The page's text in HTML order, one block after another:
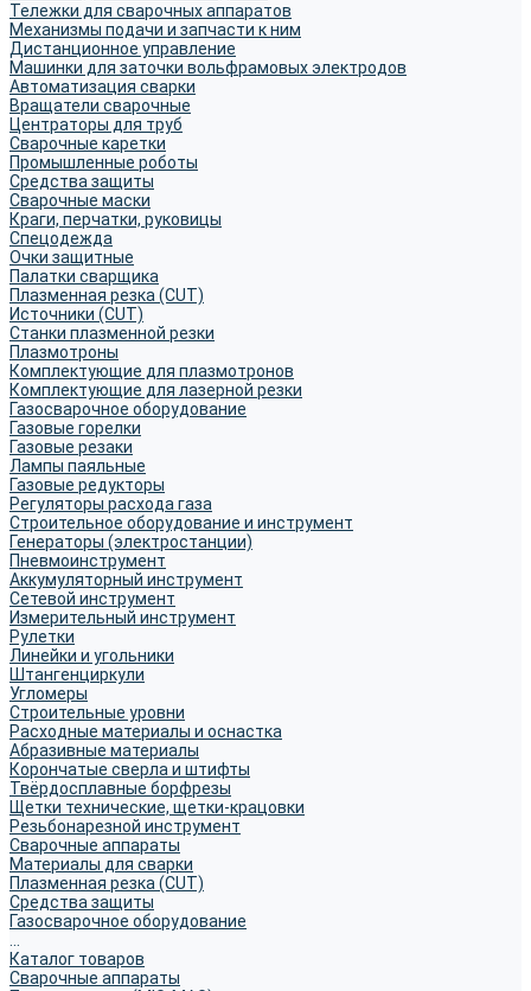
Тележки для сварочных аппаратов
Механизмы подачи и запчасти к ним
Дистанционное управление
Машинки для заточки вольфрамовых электродов
Автоматизация сварки
Вращатели сварочные
Центраторы для труб
Сварочные каретки
Промышленные роботы
Средства защиты
Сварочные маски
Краги, перчатки, руковицы
Спецодежда
Очки защитные
Палатки сварщика
Плазменная резка (CUT)
Источники (CUT)
Станки плазменной резки
Плазмотроны
Комплектующие для плазмотронов
Комплектующие для лазерной резки
Газосварочное оборудование
Газовые горелки
Газовые резаки
Лампы паяльные
Газовые редукторы
Регуляторы расхода газа
Строительное оборудование и инструмент
Генераторы (электростанции)
Пневмоинструмент
Аккумуляторный инструмент
Сетевой инструмент
Измерительный инструмент
Рулетки
Линейки и угольники
Штангенциркули
Угломеры
Строительные уровни
Расходные материалы и оснастка
Абразивные материалы
Корончатые сверла и штифты
Твёрдосплавные борфрезы
Щетки технические, щетки-крацовки
Резьбонарезной инструмент
Сварочные аппараты
Материалы для сварки
Плазменная резка (CUT)
Средства защиты
Газосварочное оборудование
Каталог товаров
Сварочные аппараты